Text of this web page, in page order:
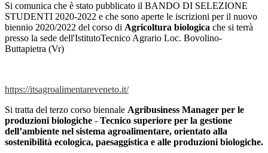
Si comunica che è stato pubblicato il BANDO DI SELEZIONE
STUDENTI 2020-2022 e che sono aperte le iscrizioni per il nuovo
biennio 2020/2022 del corso di Agricoltura biologica che si terrà
presso la sede dell'IstitutoTecnico Agrario Loc. Bovolino-
Buttapietra (Vr)
https://itsagroalimentareveneto.it/
Si tratta del terzo corso biennale Agribusiness Manager per le
produzioni biologiche - Tecnico superiore per la gestione
dell’ambiente nel sistema agroalimentare, orientato alla
sostenibilità ecologica, paesaggistica e alle produzioni biologiche.